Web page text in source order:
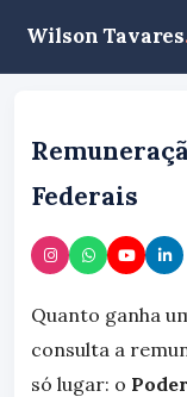
Wilson Tavares
Federais
Quanto ganha
consulta a
só lugar: o